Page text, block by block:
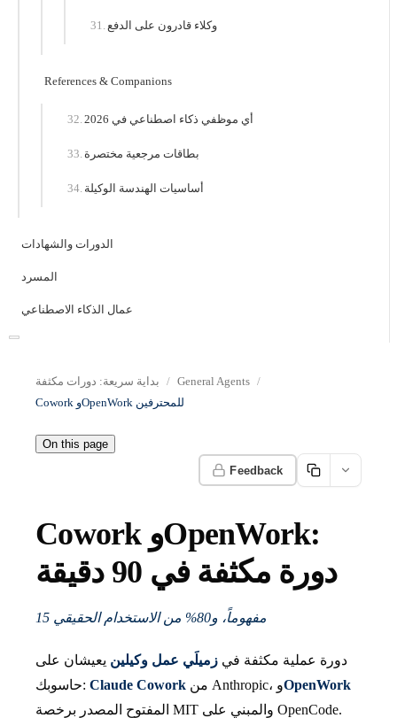
وكلاء قادرون على الدفع
References & Companions
أي موظفي ذكاء اصطناعي في 2026
بطاقات مرجعية مختصرة
أساسيات الهندسة الوكيلة
الدورات والشهادات
المسرد
عمال الذكاء الاصطناعي
بداية سريعة: دورات مكثفة
General Agents
Cowork وOpenWork للمحترفين
On this page
Feedback
Cowork وOpenWork:
دورة مكثفة في 90 دقيقة
15 مفهوماً، و80% من الاستخدام الحقيقي
دورة عملية مكثفة في زميلَي عمل وكيلين يعيشان على
حاسوبك: Claude Cowork من Anthropic، وOpenWork
المفتوح المصدر برخصة MIT والمبني على OpenCode.